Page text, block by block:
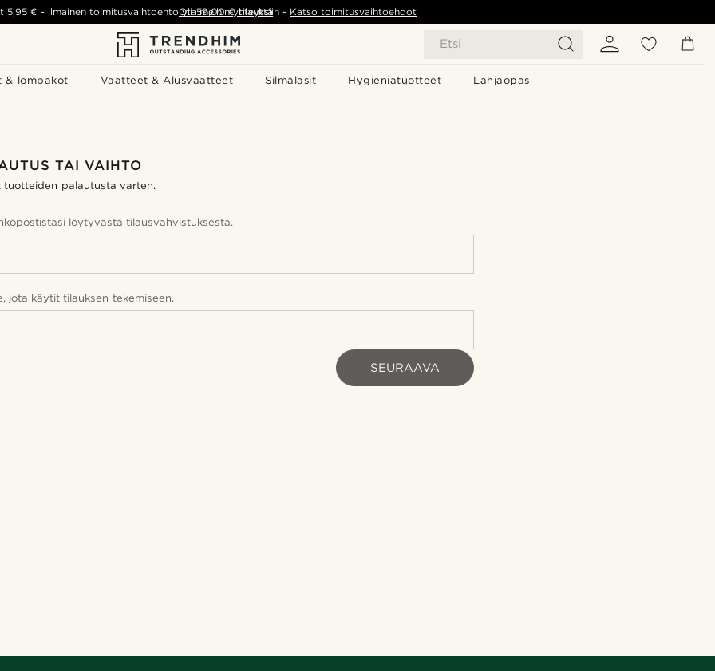
Etsi
& lompakot Vaatteet & Alusvaatteet Silmälasit Hygieniatuotteet Lahjaopas
5,95 € - ilmainen toimitusvaihtoehto yli 59,00 €tilauksiin - Katso toimitusvaihtoehdot
Ota meihin yhteyttä
TAI VAIHTO
tuotteiden palautusta varten.
löytyvästä tilausvahvistuksesta.
jota käytit tilauksen tekemiseen.
SEURAAVA